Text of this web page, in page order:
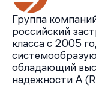
Группа
российский
класса с 2005
обладающий
надежности А